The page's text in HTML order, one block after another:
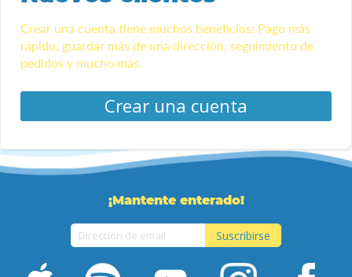
Crear una cuenta tiene muchos beneficios: Pago más
rápido, guardar más de una dirección, seguimiento de
pedidos y mucho más.
Crear una cuenta
¡Mantente enterado!
Inscríbase
Suscribirse